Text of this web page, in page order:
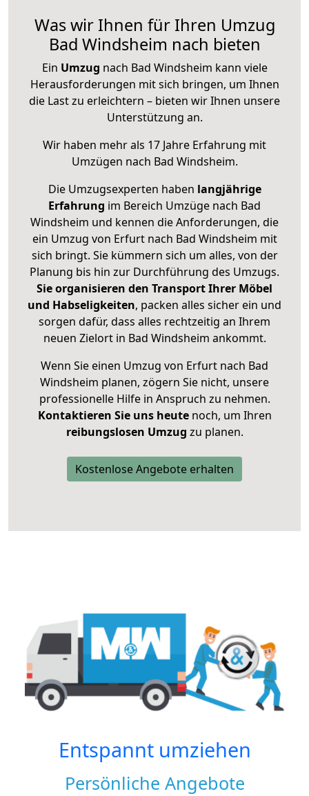
Was wir Ihnen für Ihren Umzug
Bad Windsheim nach bieten
Ein Umzug nach Bad Windsheim kann viele
Herausforderungen mit sich bringen, um Ihnen
die Last zu erleichtern – bieten wir Ihnen unsere
Unterstützung an.
Wir haben mehr als 17 Jahre Erfahrung mit
Umzügen nach Bad Windsheim.
Die Umzugsexperten haben langjährige
Erfahrung im Bereich Umzüge nach Bad
Windsheim und kennen die Anforderungen, die
ein Umzug von Erfurt nach Bad Windsheim mit
sich bringt. Sie kümmern sich um alles, von der
Planung bis hin zur Durchführung des Umzugs.
Sie organisieren den Transport Ihrer Möbel
und Habseligkeiten, packen alles sicher ein und
sorgen dafür, dass alles rechtzeitig an Ihrem
neuen Zielort in Bad Windsheim ankommt.
Wenn Sie einen Umzug von Erfurt nach Bad
Windsheim planen, zögern Sie nicht, unsere
professionelle Hilfe in Anspruch zu nehmen.
Kontaktieren Sie uns heutenoch, um Ihren
reibungslosen Umzug zu planen.
Kostenlose Angebote erhalten
Entspannt umziehen
Persönliche Angebote